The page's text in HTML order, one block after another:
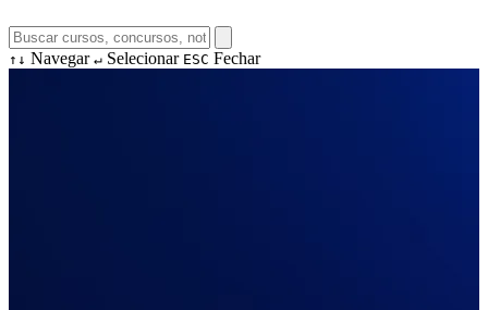
↑↓ Navegar ↵ Selecionar ESC Fechar